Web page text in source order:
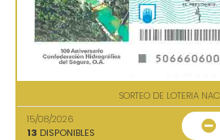
SORTEO DE LOTERIA
15/08/2026
13 DISPONIBLES